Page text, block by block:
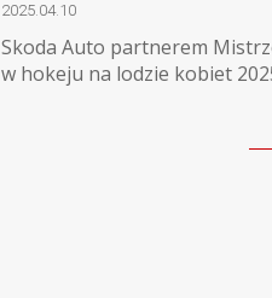
2025.04.10
Skoda Auto partnerem
w hokeju na lodzie kobiet